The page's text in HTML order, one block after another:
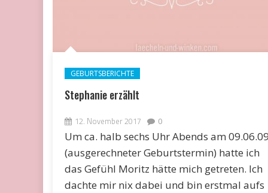
GEBURTSBERICHTE
Stephanie erzählt
12. November 2017 0
Um ca. halb sechs Uhr Abends am
(ausgerechneter Geburtstermin) hatte ich
das Gefühl Moritz hätte mich getreten. Ich
dachte mir nix dabei und bin erstmal aufs